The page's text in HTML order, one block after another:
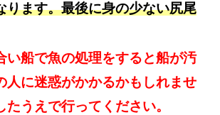
ります。最後に身の少ない尻尾
船で魚の処理をすると船が汚
人に迷惑がかかるかもしれませ
たうえで行ってください。